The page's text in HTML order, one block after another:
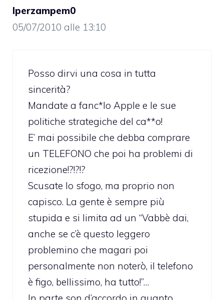
Iperzampem0
05/07/2010 alle 13:10
Posso dirvi una cosa in tutta
sincerità?
Mandate a fanc*lo Apple e le sue
politiche strategiche del ca**o!
E’ mai possibile che debba comprare
un TELEFONO che poi ha problemi di
ricezione!?!?!?
Scusate lo sfogo, ma proprio non
capisco. La gente è sempre più
stupida e si limita ad un “Vabbè dai,
anche se c’è questo leggero
problemino che magari poi
personalmente non noterò, il telefono
è figo, bellissimo, ha tutto!”…